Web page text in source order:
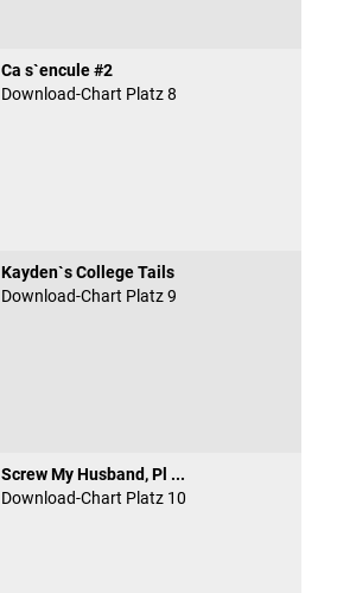
Ca s`encule #2
Download-Chart Platz 8
Kayden`s College Tails
Download-Chart Platz 9
Screw My Husband, Pl ...
Download-Chart Platz 10